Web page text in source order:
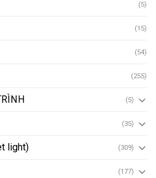
(5)
(15)
(54)
(255)
(5)
(35)
light) (309)
(177)